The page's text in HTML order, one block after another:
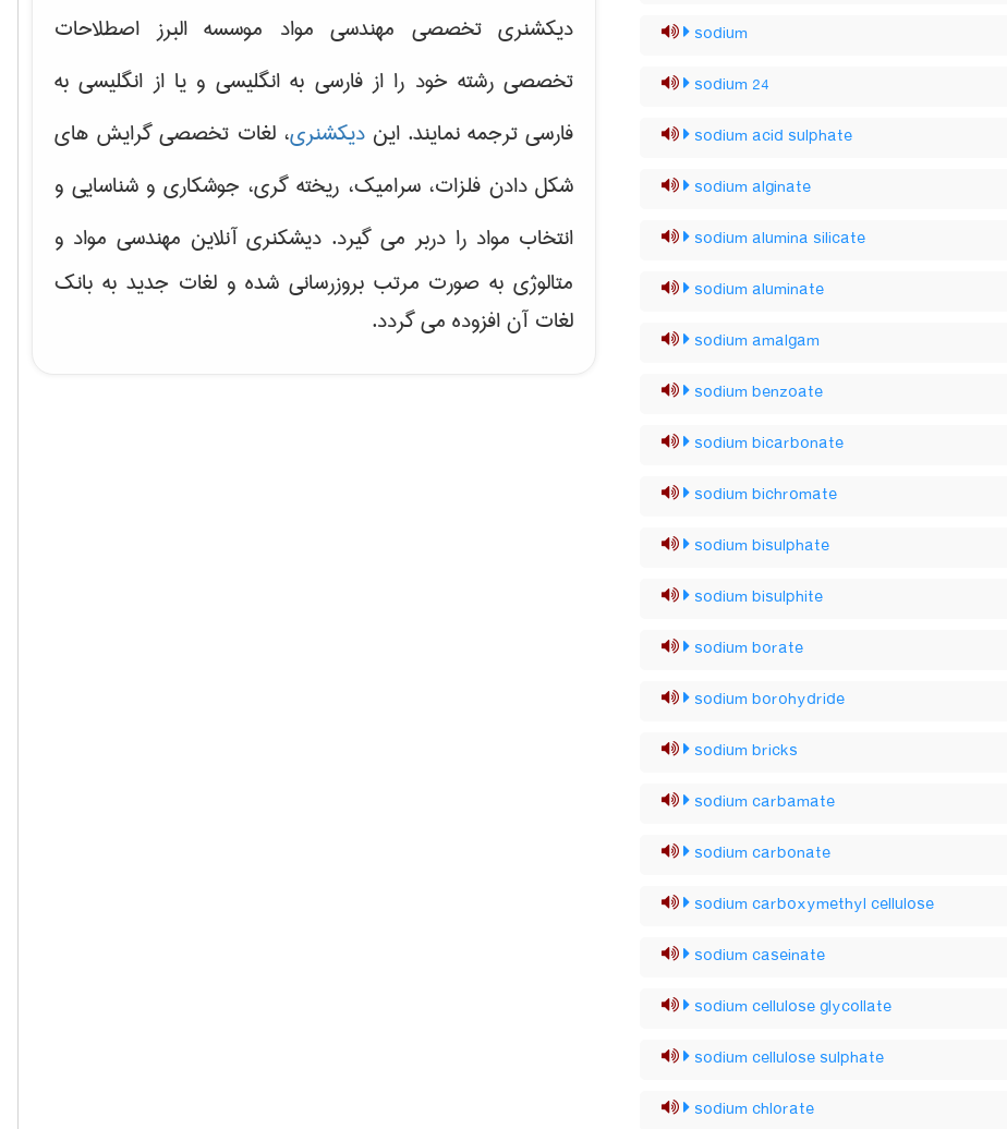
sodium
sodium 24
sodium acid sulphate
sodium alginate
sodium alumina silicate
sodium aluminate
sodium amalgam
sodium benzoate
sodium bicarbonate
sodium bichromate
sodium bisulphate
sodium bisulphite
sodium borate
sodium borohydride
sodium bricks
sodium carbamate
sodium carbonate
sodium carboxymethyl cellulose
sodium caseinate
sodium cellulose glycollate
sodium cellulose sulphate
sodium chlorate
دیکشنری تخصصی مهندسی مواد موسسه البرز اصطلاحات
تخصصی رشته خود را از فارسی به انگلیسی و یا از انگلیسی به
فارسی ترجمه نمایند. ایندیکشنری، لغات تخصصی گرایش های
شکل دادن فلزات، سرامیک، ریخته گری، جوشکاری و شناسایی و
انتخاب مواد را دربر می گیرد. دیشکنری آنلاین مهندسی مواد و
متالوژی به صورت مرتب بروزرسانی شده و لغات جدید به بانک
لغات آن افزوده می گردد.